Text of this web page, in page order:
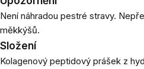
Není náhradou pestré stravy.
měkkýšů.
Složení
Kolagenový peptidový prášek z